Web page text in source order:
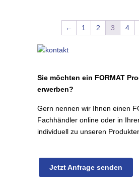
← 1 2 3 4
Sie möchten ein FORMAT
erwerben?
Gern nennen wir Ihnen einen
Fachhändler online oder in
individuell zu unseren
Jetzt Anfrage senden